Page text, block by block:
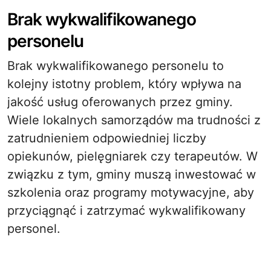
Brak wykwalifikowanego
personelu
Brak wykwalifikowanego personelu to
kolejny istotny problem, który wpływa na
jakość usług oferowanych przez gminy.
Wiele lokalnych samorządów ma trudności z
zatrudnieniem odpowiedniej liczby
opiekunów, pielęgniarek czy terapeutów. W
związku z tym, gminy muszą inwestować w
szkolenia oraz programy motywacyjne, aby
przyciągnąć i zatrzymać wykwalifikowany
personel.